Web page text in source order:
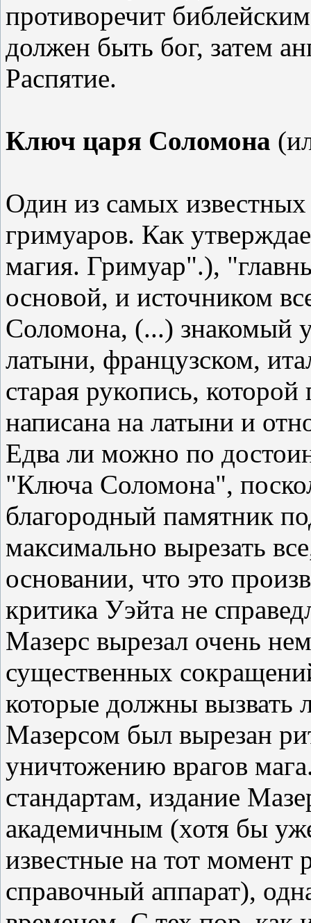
противоречит
должен быть бог, затем
Распятие.
Ключ царя Соломона
Один из самых
гримуаров. Как
магия. Гримуар".),
основой, и источником
Соломона, (...) знакомый
латыни, французском,
старая рукопись, которой
написана на латыни и
Едва ли можно по
"Ключа Соломона",
благородный памятник
максимально вырезать
основании, что это
критика Уэйта не
Мазерс вырезал очень
существенных
которые должны вызвать
Мазерсом был вырезан
уничтожению врагов
стандартам, издание
академичным (хотя бы
известные на тот момент
справочный аппарат),